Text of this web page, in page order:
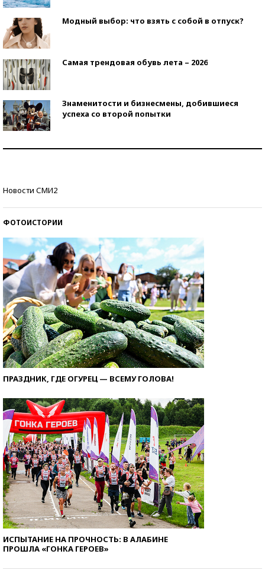
Модный выбор: что взять с собой в отпуск?
Самая трендовая обувь лета – 2026
Знаменитости и бизнесмены, добившиеся
успеха со второй попытки
Новости СМИ2
ФОТОИСТОРИИ
ПРАЗДНИК, ГДЕ ОГУРЕЦ — ВСЕМУ ГОЛОВА!
ИСПЫТАНИЕ НА ПРОЧНОСТЬ: В АЛАБИНЕ
ПРОШЛА «ГОНКА ГЕРОЕВ»